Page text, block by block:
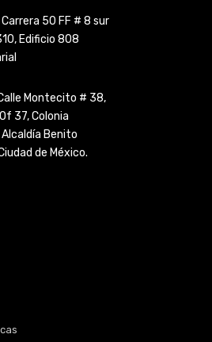
Carrera 50 FF # 8 sur
Edificio 808
Montecito # 38,
37, Colonia
Alcaldía Benito
de México.